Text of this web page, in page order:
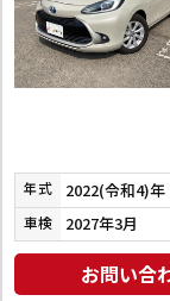
年式 2022(令和4)年
車検 2027年3月
お問い合